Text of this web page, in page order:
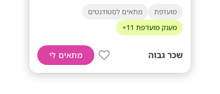
מועדפת
מתאים לסטודנטים
מענק מועדפת 11+
שכר גבוה מתאים לי